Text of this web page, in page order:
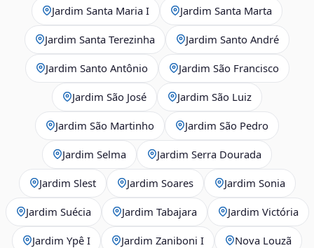
Jardim Santa Maria I Jardim Santa Marta
Jardim Santa Terezinha Jardim Santo André
Jardim Santo Antônio Jardim São Francisco
Jardim São José Jardim São Luiz
Jardim São Martinho Jardim São Pedro
Jardim Selma Jardim Serra Dourada
Jardim Slest Jardim Soares Jardim Sonia
Jardim Suécia Jardim Tabajara Jardim Victória
Jardim Ypê I Jardim Zaniboni I Nova Louzã